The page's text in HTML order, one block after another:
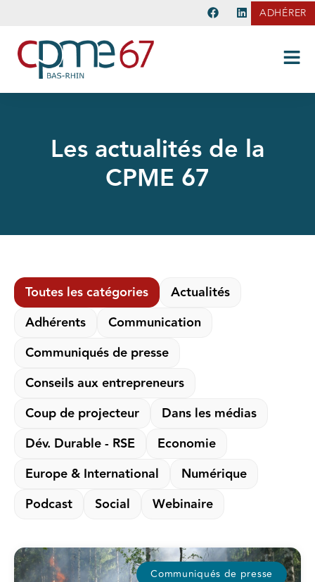
ADHÉRER
Les actualités de la
CPME 67
Actualités
Adhérents
Communication
Communiqués de presse
Conseils aux entrepreneurs
Coup de projecteur
Dans les médias
Dév. Durable - RSE
Economie
Europe & International
Numérique
Podcast
Social Webinaire
Toutes les catégories
Communiqués de presse